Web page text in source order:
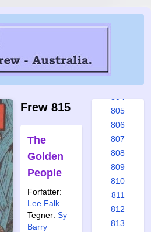
Frew 815
The
Golden
People
Forfatter:
Lee Falk
Tegner: Sy
Barry
798
805
806
807
808
809
810
811
812
813